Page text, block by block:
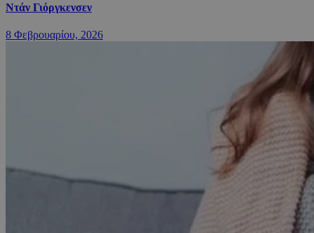
Ντάν Γιόργκενσεν
8 Φεβρουαρίου, 2026